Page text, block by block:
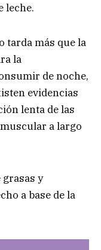
leche.
tarda más que la
la
de noche,
evidencias
lenta de las
a largo
y
a base de la